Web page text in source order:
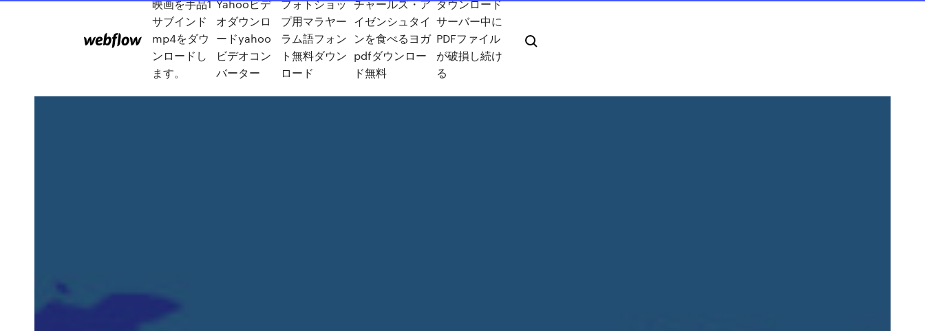
映画を手品1
サブインド
mp4をダウ
ンロードし
ます。
Yahooビデ
オダウンロ
ードyahoo
ビデオコン
バーター
フォトショッ
プ用マラヤー
ラム語フォン
ト無料ダウン
ロード
チャールズ・ア
イゼンシュタイ
ンを食べるヨガ
pdfダウンロー
ド無料
ダウンロード
サーバー中に
PDFファイル
が破損し続け
る